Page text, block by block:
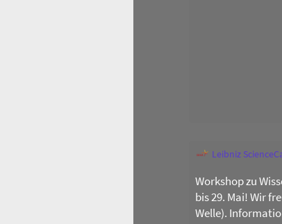
Leibniz
Workshop zu
bis 29. Mai! Wir
Welle).